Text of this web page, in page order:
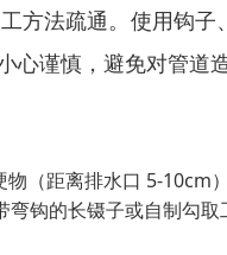
方法疏通。使用钩子
谨慎，避免对管道造
（距离排水口 5-10cm
钩的长镊子或自制勾取